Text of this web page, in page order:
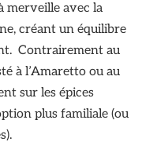
merveille avec la
créant un équilibre
Contrairement au
à l’Amaretto ou au
sur les épices
plus familiale (ou